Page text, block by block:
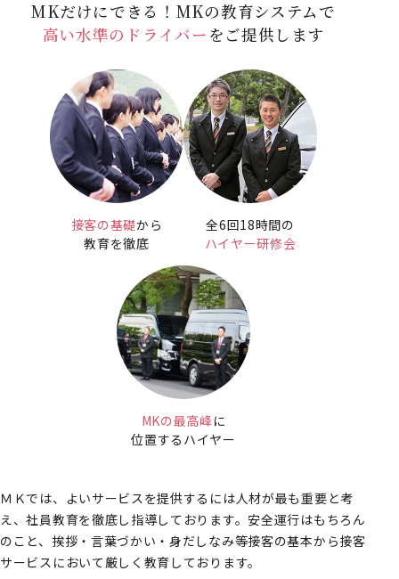
MKだけにできる！MKの教育システムで
高い水準のドライバー をご提供します
接客の基礎から
教育を徹底
全6回18時間の
ハイヤー研修会
MKの最高峰に
位置するハイヤー
ＭＫでは、よいサービスを提供するには人材が最も重要と考
え、社員教育を徹底し指導しております。安全運行はもちろん
のこと、挨拶・言葉づかい・身だしなみ等接客の基本から接客
サービスにおいて厳しく教育しております。